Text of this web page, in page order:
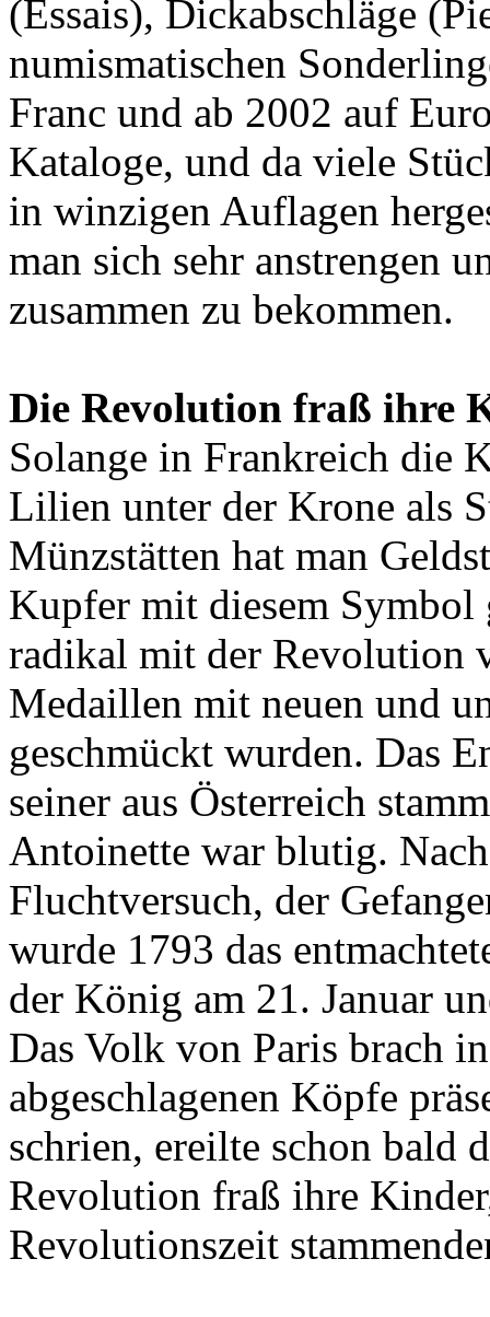
(Essais), Dickabschläge
numismatischen
Franc und ab 2002 auf
Kataloge, und da viele
in winzigen Auflagen
man sich sehr anstrengen
zusammen zu bekommen.
Die Revolution fraß ihre
Solange in Frankreich die
Lilien unter der Krone als
Münzstätten hat man
Kupfer mit diesem Symbol
radikal mit der Revolution
Medaillen mit neuen und
geschmückt wurden. Das
seiner aus Österreich
Antoinette war blutig.
Fluchtversuch, der
wurde 1793 das
der König am 21. Januar
Das Volk von Paris brach
abgeschlagenen Köpfe
schrien, ereilte schon bald
Revolution fraß ihre
Revolutionszeit